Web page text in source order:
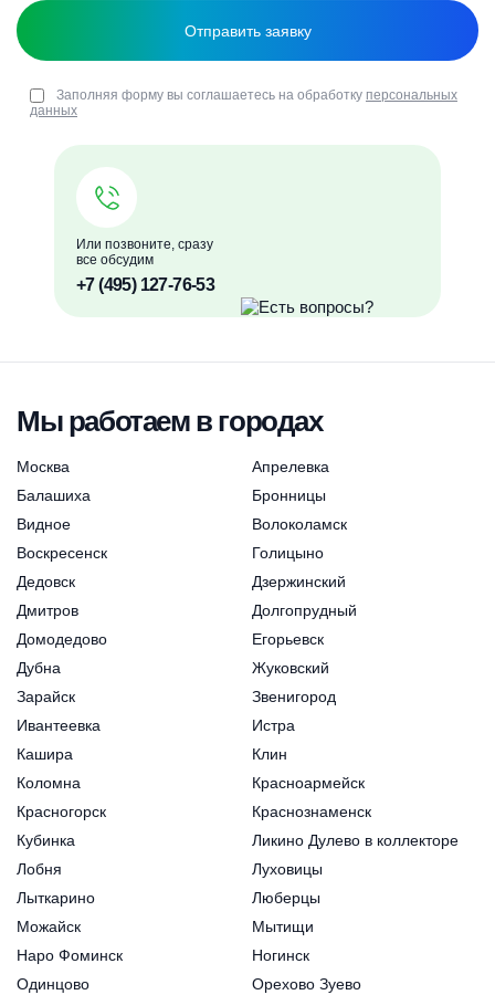
Или позвоните, сразу
все обсудим
+7 (495) 127-76-53
Заполняя форму вы соглашаетесь на обработку персональных
данных
Мы работаем в городах
Москва
Апрелевка
Балашиха
Бронницы
Видное
Волоколамск
Воскресенск
Голицыно
Дедовск
Дзержинский
Дмитров
Долгопрудный
Домодедово
Егорьевск
Дубна
Жуковский
Зарайск
Звенигород
Ивантеевка
Истра
Кашира
Клин
Коломна
Красноармейск
Красногорск
Краснознаменск
Кубинка
Ликино Дулево в коллекторе
Лобня
Луховицы
Лыткарино
Люберцы
Можайск
Мытищи
Наро Фоминск
Ногинск
Одинцово
Орехово Зуево